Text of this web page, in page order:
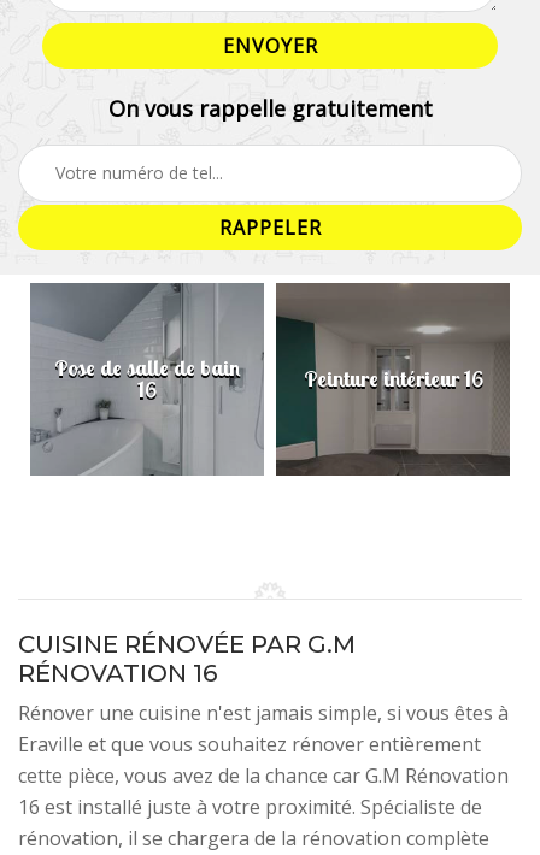
On vous rappelle gratuitement
Pose de salle de bain
16 Peinture intérieur 16
CUISINE RÉNOVÉE PAR G.M
RÉNOVATION 16
Rénover une cuisine n'est jamais simple, si vous êtes à
Eraville et que vous souhaitez rénover entièrement
cette pièce, vous avez de la chance car G.M Rénovation
16 est installé juste à votre proximité. Spécialiste de
rénovation, il se chargera de la rénovation complète